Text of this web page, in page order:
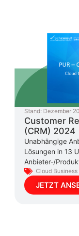
Stand: Dezember
Customer
(CRM) 2024
Unabhängige
Lösungen in 13
Anbieter-/
Cloud
JETZT